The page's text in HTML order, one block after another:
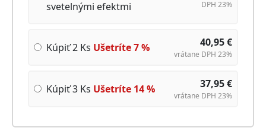
svetelnými efektmi
DPH 23%
Kúpiť 2 Ks Ušetríte7% 40,95€
vrátane DPH 23%
Kúpiť 3 Ks Ušetríte 14% 37,95€
vrátane DPH 23%